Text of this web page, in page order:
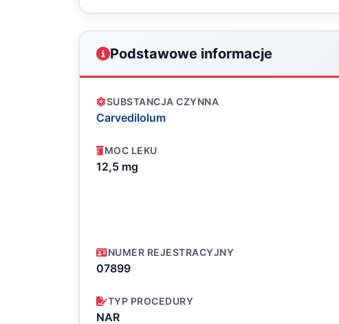
Podstawowe informacje
SUBSTANCJA CZYNNA
Carvedilolum
MOC LEKU
12,5 mg
NUMER REJESTRACYJNY
07899
TYP PROCEDURY
NAR